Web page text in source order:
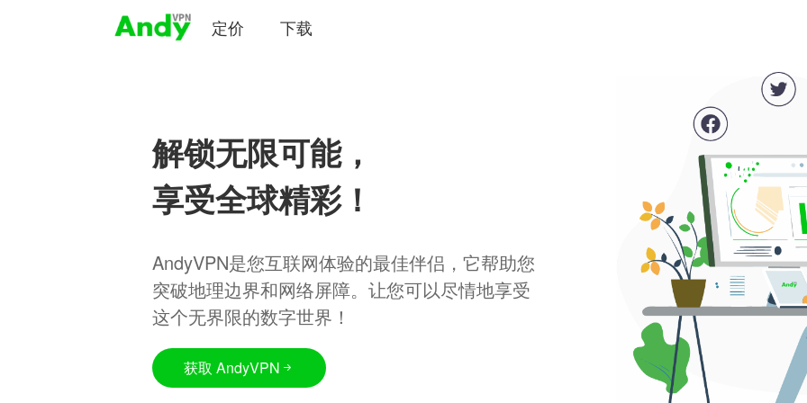
定价 下载
解锁无限可能，
享受全球精彩！
AndyVPN是您互联网体验的最佳伴侣，它帮助您
突破地理边界和网络屏障。让您可以尽情地享受
这个无界限的数字世界！
获取 AndyVPN